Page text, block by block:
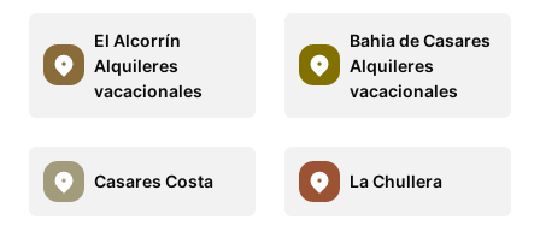
El Alcorrín
Alquileres
vacacionales
Bahia de Casares
Alquileres
vacacionales
Casares Costa La Chullera